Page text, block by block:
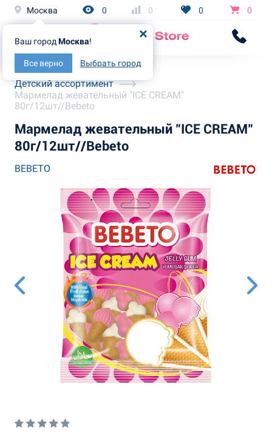
Москва
Ваш город Москва!
Все верно Выбрать город
0 0 0 0
Главная
Каталог
Детский ассортимент
Мармелад жевательный "ICE CREAM"
80г/12шт//Bebeto
Мармелад жевательный "ICE CREAM"
80г/12шт//Bebeto
BEBETO